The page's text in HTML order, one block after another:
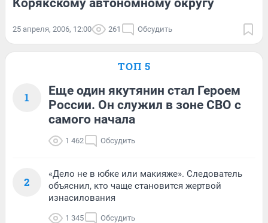
Корякскому автономному округу
25 апреля, 2006, 12:00 261 Обсудить
ТОП 5
1
Еще один якутянин стал Героем
России. Он служил в зоне СВО с
самого начала
1 462 Обсудить
2
«Дело не в юбке или макияже». Следователь
объяснил, кто чаще становится жертвой
изнасилования
1 345 Обсудить